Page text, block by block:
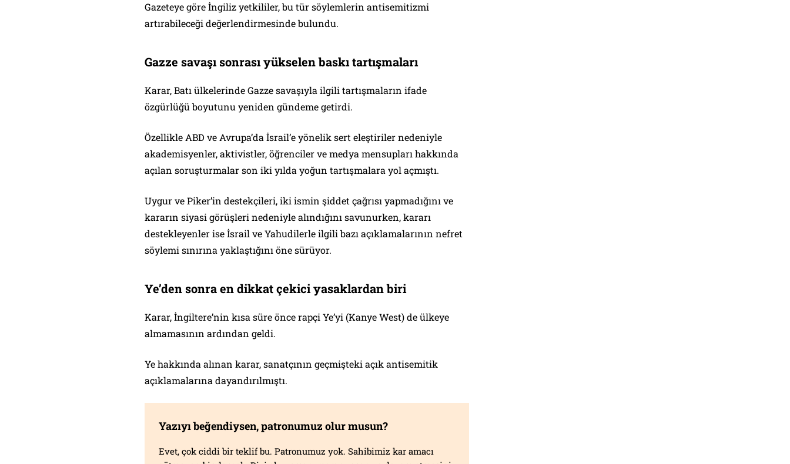
Gazeteye göre İngiliz yetkililer, bu tür söylemlerin antisemitizmi
artırabileceği değerlendirmesinde bulundu.
Gazze savaşı sonrası yükselen baskı tartışmaları
Karar, Batı ülkelerinde Gazze savaşıyla ilgili tartışmaların ifade
özgürlüğü boyutunu yeniden gündeme getirdi.
Özellikle ABD ve Avrupa’da İsrail’e yönelik sert eleştiriler nedeniyle
akademisyenler, aktivistler, öğrenciler ve medya mensupları hakkında
açılan soruşturmalar son iki yılda yoğun tartışmalara yol açmıştı.
Uygur ve Piker’in destekçileri, iki ismin şiddet çağrısı yapmadığını ve
kararın siyasi görüşleri nedeniyle alındığını savunurken, kararı
destekleyenler ise İsrail ve Yahudilerle ilgili bazı açıklamalarının nefret
söylemi sınırına yaklaştığını öne sürüyor.
Ye’den sonra en dikkat çekici yasaklardan biri
Karar, İngiltere’nin kısa süre önce rapçi Ye’yi (Kanye West) de ülkeye
almamasının ardından geldi.
Ye hakkında alınan karar, sanatçının geçmişteki açık antisemitik
açıklamalarına dayandırılmıştı.
Yazıyı beğendiysen, patronumuz olur musun?
Evet, çok ciddi bir teklif bu. Patronumuz yok. Sahibimiz kar amacı